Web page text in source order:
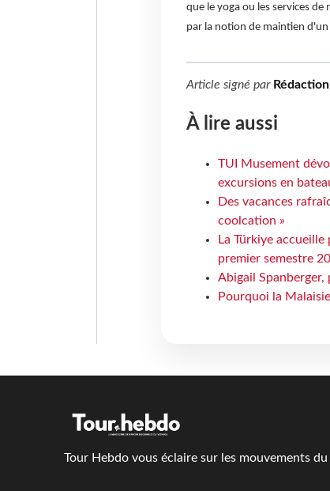
que le yoga ou les services
par la notion de maintien
Article signé par Rédaction
À lire aussi
TUI Musement
excursions en
Des vacances
coolcation »
La Türkiye
premier semestre
Abigail Spanberger,
Pourquoi la
Tour Hebdo vous éclaire sur les mouvements